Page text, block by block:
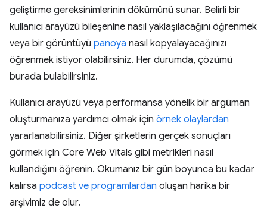
geliştirme gereksinimlerinin dökümünü sunar. Belirli bir
kullanıcı arayüzü bileşenine nasıl yaklaşılacağını öğrenmek
veya bir görüntüyü panoya nasıl kopyalayacağınızı
öğrenmek istiyor olabilirsiniz. Her durumda, çözümü
burada bulabilirsiniz.
Kullanıcı arayüzü veya performansa yönelik bir argüman
oluşturmanıza yardımcı olmak için örnek olaylardan
yararlanabilirsiniz. Diğer şirketlerin gerçek sonuçları
görmek için Core Web Vitals gibi metrikleri nasıl
kullandığını öğrenin. Okumanız bir gün boyunca bu kadar
kalırsa podcast ve programlardan oluşan harika bir
arşivimiz de olur.